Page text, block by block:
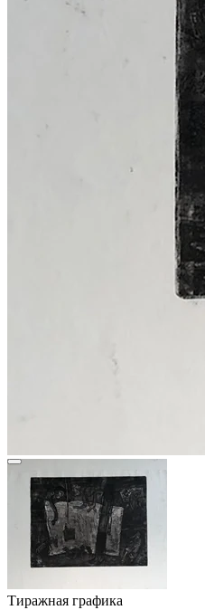
Тиражная графика